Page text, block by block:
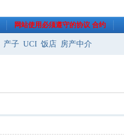
网站使用必须遵守的协议 合约
产子 UCI 饭店 房产中介